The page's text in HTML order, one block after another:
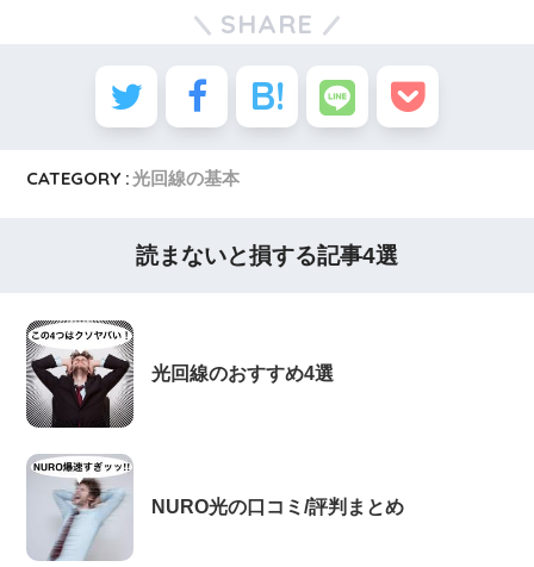
SHARE
CATEGORY :光回線の基本
読まないと損する記事4選
光回線のおすすめ4選
NURO光の口コミ/評判まとめ